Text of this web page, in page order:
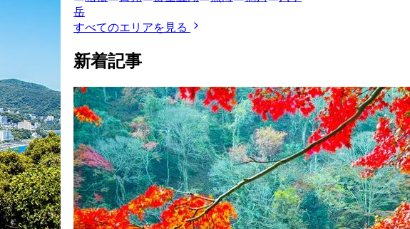
岳
すべてのエリアを見る
新着記事